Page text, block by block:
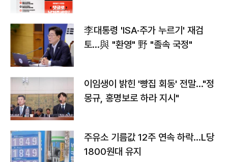
李대통령 'ISA·주가 누르기' 재검
토…與 "환영" 野 "졸속 국정"
이임생이 밝힌 '빵집 회동' 전말…"정
몽규, 홍명보로 하라 지시"
주유소 기름값 12주 연속 하락…L당
1800원대 유지